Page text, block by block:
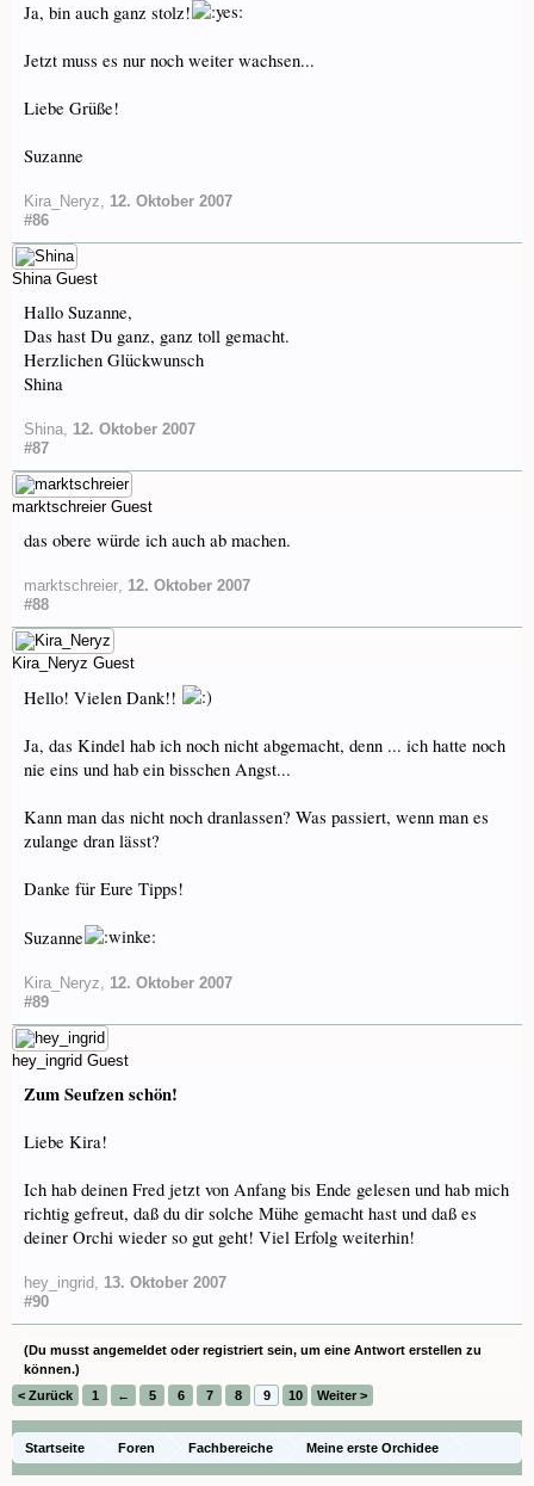
Ja, bin auch ganz stolz!
Jetzt muss es nur noch weiter wachsen...
Liebe Grüße!
Suzanne
Kira_Neryz, 12. Oktober 2007
#86
Shina Guest
Hallo Suzanne,
Das hast Du ganz, ganz toll gemacht.
Herzlichen Glückwunsch
Shina
Shina, 12. Oktober 2007
#87
marktschreier Guest
das obere würde ich auch ab machen.
marktschreier, 12. Oktober 2007
#88
Kira_Neryz Guest
Hello! Vielen Dank!!
Ja, das Kindel hab ich noch nicht abgemacht, denn ... ich hatte noch
nie eins und hab ein bisschen Angst...
Kann man das nicht noch dranlassen? Was passiert, wenn man es
zulange dran lässt?
Danke für Eure Tipps!
Suzanne
Kira_Neryz, 12. Oktober 2007
#89
hey_ingrid Guest
Zum Seufzen schön!
Liebe Kira!
Ich hab deinen Fred jetzt von Anfang bis Ende gelesen und hab mich
richtig gefreut, daß du dir solche Mühe gemacht hast und daß es
deiner Orchi wieder so gut geht! Viel Erfolg weiterhin!
hey_ingrid, 13. Oktober 2007
#90
(Du musst angemeldet oder registriert sein, um eine Antwort erstellen zu
können.)
< Zurück
1 ← 5 6 7 8 9 10 Weiter >
Startseite Foren Fachbereiche Meine erste Orchidee